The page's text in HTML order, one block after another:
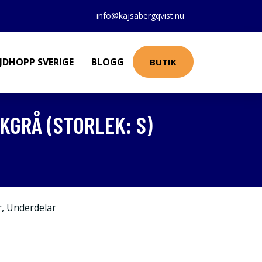
info@kajsabergqvist.nu
SVERIGE BLOGG BUTIK
(STORLEK: S)
, Underdelar